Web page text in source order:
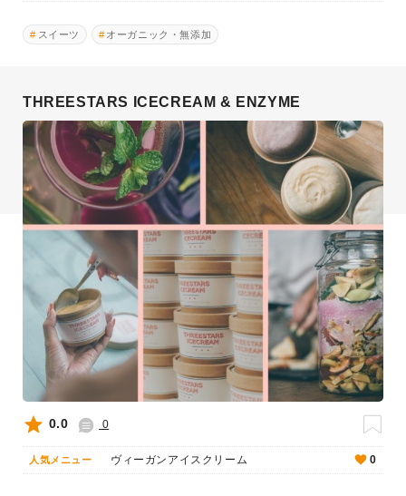
スイーツ オーガニック・無添加
THREESTARS ICECREAM & ENZYME
0.0 0
人気メニュー ヴィーガンアイスクリーム 0